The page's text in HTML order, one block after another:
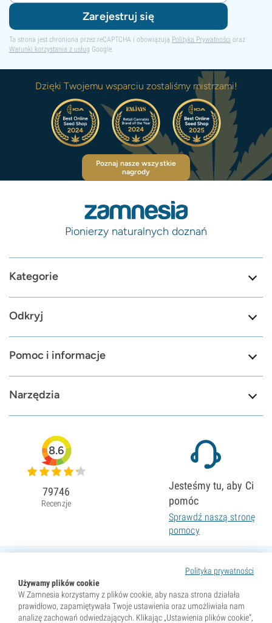
Zarejestruj się
Ta strona jest chroniona przez reCAPTCHA i obowiązują Polityka Prywatności oraz
Warunki korzystania z usług Google.
Dzięki Twojemu wsparciu zostaliśmy mistrzami!
Poznaj nasze wszystkie
nagrody
Pionierzy naturalnych doznań
Kategorie
Odkryj
Pomoc i informacje
Narzędzia
Polityka prywatności
Używamy plików cookie
W Zamnesia korzystamy z plików cookie, aby nasza strona działała
prawidłowo, zapamiętywała Twoje ustawienia oraz umożliwiała nam
analizę zachowań odwiedzających. Klikając „Ustawienia plików cookie”,
8.6
79746
Recenzje
Jesteśmy tu, aby Ci
pomóc
Sprawdź naszą stronę
pomocy